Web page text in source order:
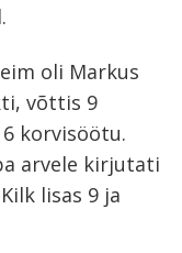
oli Markus
võttis 9
korvisöötu.
arvele kirjutati
lisas 9 ja